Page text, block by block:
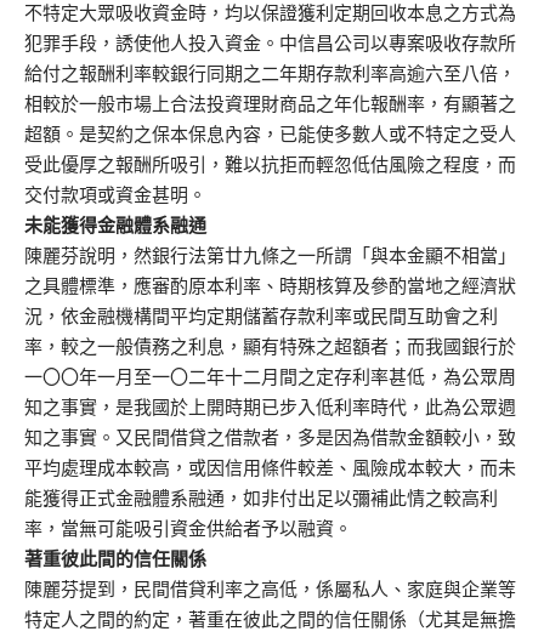
不特定大眾吸收資金時，均以保證獲利定期回收本息之方式為
犯罪手段，誘使他人投入資金。中信昌公司以專案吸收存款所
給付之報酬利率較銀行同期之二年期存款利率高逾六至八倍，
相較於一般市場上合法投資理財商品之年化報酬率，有顯著之
超額。是契約之保本保息內容，已能使多數人或不特定之受人
受此優厚之報酬所吸引，難以抗拒而輕忽低估風險之程度，而
交付款項或資金甚明。
未能獲得金融體系融通
陳麗芬說明，然銀行法第廿九條之一所謂「與本金顯不相當」
之具體標準，應審酌原本利率、時期核算及參酌當地之經濟狀
況，依金融機構間平均定期儲蓄存款利率或民間互助會之利
率，較之一般債務之利息，顯有特殊之超額者；而我國銀行於
一〇〇年一月至一〇二年十二月間之定存利率甚低，為公眾周
知之事實，是我國於上開時期已步入低利率時代，此為公眾週
知之事實。又民間借貸之借款者，多是因為借款金額較小，致
平均處理成本較高，或因信用條件較差、風險成本較大，而未
能獲得正式金融體系融通，如非付出足以彌補此情之較高利
率，當無可能吸引資金供給者予以融資。
著重彼此間的信任關係
陳麗芬提到，民間借貸利率之高低，係屬私人、家庭與企業等
特定人之間的約定，著重在彼此之間的信任關係（尤其是無擔